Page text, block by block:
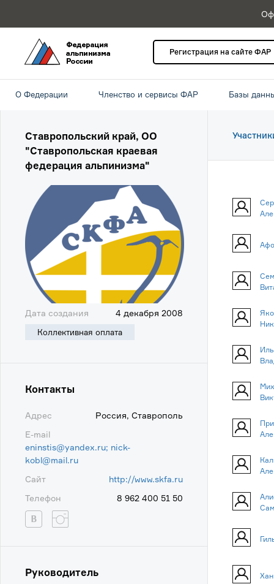
Регистрация на сайте ФАР
О Федерации Членство и сервисы ФАР Базы
Ставропольский край, ОО
"Ставропольская краевая
федерация альпинизма"
Дата создания 4 декабря 2008
Коллективная оплата
Контакты
Адрес
Россия, Ставрополь
E-mail
eninstis@yandex.ru; nick-
kobl@mail.ru
Сайт
http://www.skfa.ru
Телефон
8 962 400 51 50
Руководитель